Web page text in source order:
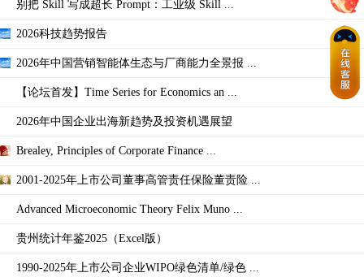
别把 Skill 写成超长 Prompt：工业级 Skill ...
2026科技趋势报告
2026年中国营销智能体生态与厂商能力全景报 ...
【论坛首发】Time Series for Economics an ...
2026年中国企业出海新趋势及投资机遇展望
Brealey, Principles of Corporate Finance ...
2001-2025年上市公司董事高管责任保险董责险 ...
Advanced Microeconomic Theory Felix Muno ...
贵州统计年鉴2025（Excel版）
1990-2025年上市公司企业WIPO绿色清单/绿色 ...